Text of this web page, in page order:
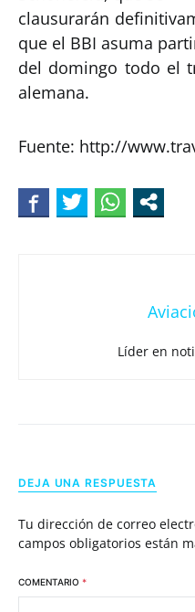
clausurarán
que el BBI asuma
del domingo todo el
alemana.
Fuente: http://
Líder en
DEJA UNA RESPUESTA
Tu dirección de correo
campos obligatorios están
COMENTARIO *